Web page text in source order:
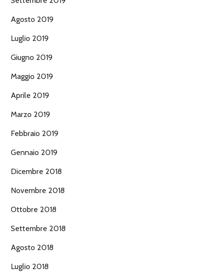
Agosto 2019
Luglio 2019
Giugno 2019
Maggio 2019
Aprile 2019
Marzo 2019
Febbraio 2019
Gennaio 2019
Dicembre 2018
Novembre 2018
Ottobre 2018
Settembre 2018
Agosto 2018
Luglio 2018